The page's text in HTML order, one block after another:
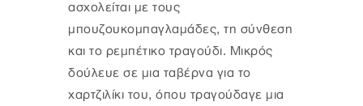
ασχολείται με τους
μπουζουκομπαγλαμάδες, τη σύνθεση
και το ρεμπέτικο τραγούδι. Μικρός
δούλευε σε μια ταβέρνα για το
χαρτζιλίκι του, όπου τραγούδαγε μια